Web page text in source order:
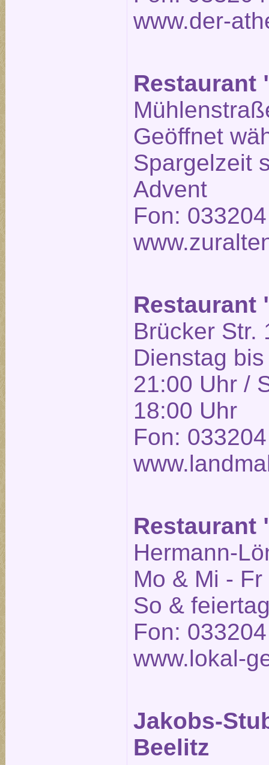
www.der-
Restaurant
Geöffnet
Spargelzeit
Advent
Fon:
Restaurant
Brücker Str.
Dienstag
21:00 Uhr /
18:00 Uhr
Fon:
Restaurant
Hermann-
Mo & Mi -
So &
Fon:
www.lokal-
Jakobs-
Beelitz